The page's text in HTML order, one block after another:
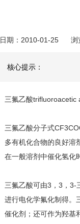
日期：2010-01-25 浏
核心提示：
三氟乙酸trifluoroacetic
三氟乙酸分子式
多有机化合物的良好溶
在一般溶剂中催化氢化
三氟乙酸可由3，3，3-
进行电化学氟化制得。
催化剂；还可作为羟基